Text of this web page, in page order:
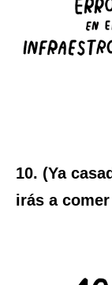
10. (Ya
irás a